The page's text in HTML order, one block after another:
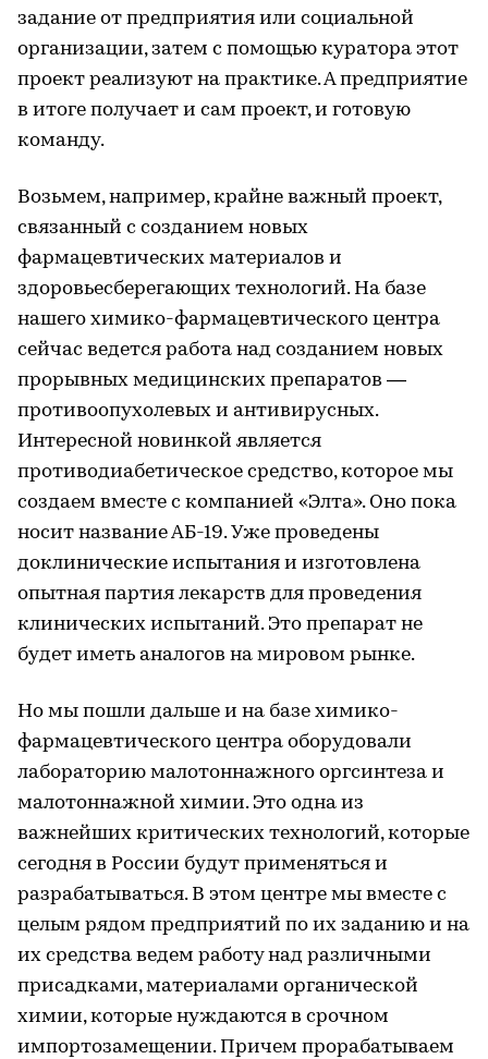
задание от предприятия или социальной
организации, затем с помощью куратора этот
проект реализуют на практике. А предприятие
в итоге получает и сам проект, и готовую
команду.
Возьмем, например, крайне важный проект,
связанный с созданием новых
фармацевтических материалов и
здоровьесберегающих технологий. На базе
нашего химико-фармацевтического центра
сейчас ведется работа над созданием новых
прорывных медицинских препаратов —
противоопухолевых и антивирусных.
Интересной новинкой является
противодиабетическое средство, которое мы
создаем вместе с компанией «Элта». Оно пока
носит название АБ-19. Уже проведены
доклинические испытания и изготовлена
опытная партия лекарств для проведения
клинических испытаний. Это препарат не
будет иметь аналогов на мировом рынке.
Но мы пошли дальше и на базе химико-
фармацевтического центра оборудовали
лабораторию малотоннажного оргсинтеза и
малотоннажной химии. Это одна из
важнейших критических технологий, которые
сегодня в России будут применяться и
разрабатываться. В этом центре мы вместе с
целым рядом предприятий по их заданию и на
их средства ведем работу над различными
присадками, материалами органической
химии, которые нуждаются в срочном
импортозамещении. Причем прорабатываем